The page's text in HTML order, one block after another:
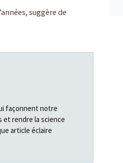
suggère de
façonnent notre
et rendre la science
article éclaire